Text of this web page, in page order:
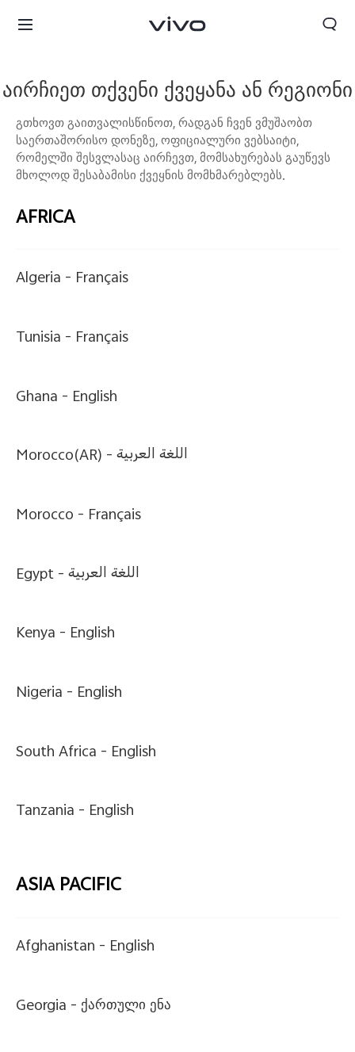
აირჩიეთ თქვენი ქვეყანა ან რეგიონი
გთხოვთ გაითვალისწინოთ, რადგან ჩვენ ვმუშაობთ
საერთაშორისო დონეზე, ოფიციალური ვებსაიტი,
რომელში შესვლასაც აირჩევთ, მომსახურებას გაუწევს
მხოლოდ შესაბამისი ქვეყნის მომხმარებლებს.
AFRICA
Algeria - Français
Tunisia - Français
Ghana - English
Morocco(AR) -اللغة العربية
Morocco - Français
Egypt -اللغة العربية
Kenya - English
Nigeria - English
South Africa - English
Tanzania - English
ASIA PACIFIC
Afghanistan - English
Georgia -ქართული ენა